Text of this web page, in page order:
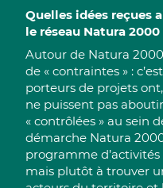
Quelles idées reçues
le réseau Natura 2000
Autour de Natura
de « contraintes » :
porteurs de projets
ne puissent pas
« contrôlées » au sein
démarche Natura
programme
mais plutôt à trouver